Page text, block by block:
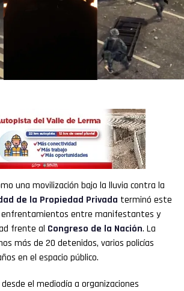
una movilización bajo la lluvia contra la
de la Propiedad Privada terminó este
enfrentamientos entre manifestantes y
frente al Congreso de la Nación. La
más de 20 detenidos, varios policías
en el espacio público.
el mediodía a organizaciones